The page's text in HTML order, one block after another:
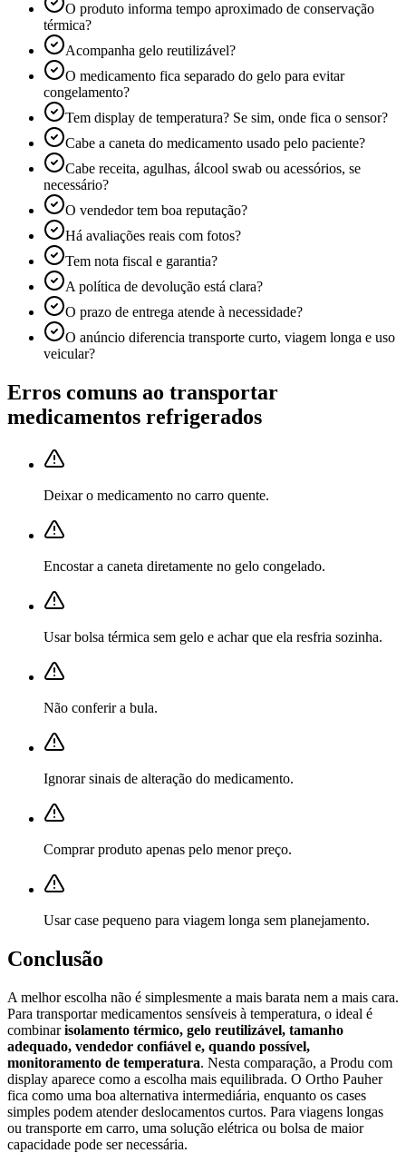
O produto informa tempo aproximado de conservação
térmica?
Acompanha gelo reutilizável?
O medicamento fica separado do gelo para evitar
congelamento?
Tem display de temperatura? Se sim, onde fica o sensor?
Cabe a caneta do medicamento usado pelo paciente?
Cabe receita, agulhas, álcool swab ou acessórios, se
necessário?
O vendedor tem boa reputação?
Há avaliações reais com fotos?
Tem nota fiscal e garantia?
A política de devolução está clara?
O prazo de entrega atende à necessidade?
O anúncio diferencia transporte curto, viagem longa e uso
veicular?
Erros comuns ao transportar
medicamentos refrigerados
Deixar o medicamento no carro quente.
Encostar a caneta diretamente no gelo congelado.
Usar bolsa térmica sem gelo e achar que ela resfria sozinha.
Não conferir a bula.
Ignorar sinais de alteração do medicamento.
Comprar produto apenas pelo menor preço.
Usar case pequeno para viagem longa sem planejamento.
Conclusão
A melhor escolha não é simplesmente a mais barata nem a mais cara.
Para transportar medicamentos sensíveis à temperatura, o ideal é
combinar isolamento térmico, gelo reutilizável, tamanho
adequado, vendedor confiável e, quando possível,
monitoramento de temperatura. Nesta comparação, a Produ com
display aparece como a escolha mais equilibrada. O Ortho Pauher
fica como uma boa alternativa intermediária, enquanto os cases
simples podem atender deslocamentos curtos. Para viagens longas
ou transporte em carro, uma solução elétrica ou bolsa de maior
capacidade pode ser necessária.